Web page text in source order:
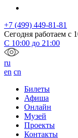
+7 (499) 449-81-81
Сегодня работаем с
С 10:00 до 21:00
ru
en cn
Билеты
Афиша
Онлайн
Музей
Проекты
Контакты